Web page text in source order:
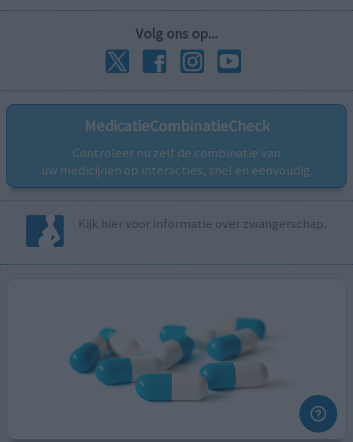
Volg ons op...
MedicatieCombinatieCheck
Controleer nu zelf de combinatie van
uw medicijnen op interacties, snel en eenvoudig.
Kijk hier voor informatie over zwangerschap.